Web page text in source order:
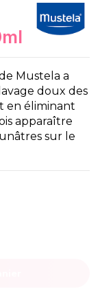
Mustela a
doux des
en éliminant
apparaître
sur le